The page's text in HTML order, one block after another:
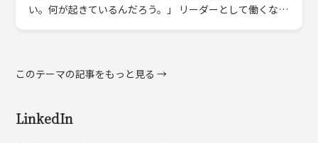
い。何が起きているんだろう。」 リーダーとして働くなか
このテーマの記事をもっと見る →
LinkedIn